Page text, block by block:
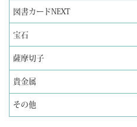
図書カードNEXT
宝石
薩摩切子
貴金属
その他